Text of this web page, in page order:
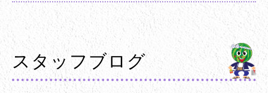
スタッフブログ